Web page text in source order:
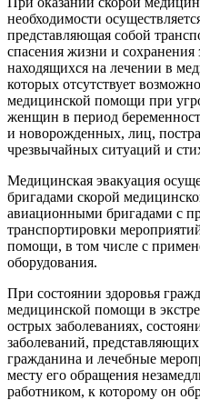
необходимости
представляющая собой
спасения жизни и сохранения
находящихся на лечении в
которых отсутствует
медицинской помощи при
женщин в период
и новорожденных, лиц,
чрезвычайных ситуаций и
Медицинская эвакуация
бригадами скорой
авиационными бригадами с
транспортировки
помощи, в том числе с
оборудования.
При состоянии здоровья
медицинской помощи в
острых заболеваниях,
заболеваний,
гражданина и лечебные
месту его обращения
работником, к которому он